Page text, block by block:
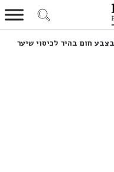
חום בהיר לכיסוי שיער